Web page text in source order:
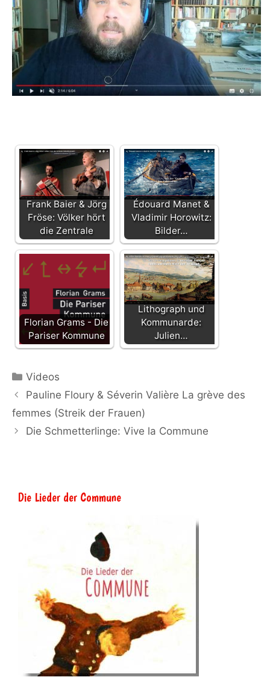
Frank Baier & Jörg
Fröse: Völker hört
die Zentrale
Édouard Manet &
Vladimir Horowitz:
Bilder…
Florian Grams - Die
Pariser Kommune
Lithograph und
Kommunarde:
Julien…
Kategorien
Videos
Pauline Floury & Séverin Valière La grève des
femmes (Streik der Frauen)
Die Schmetterlinge: Vive la Commune
Die Lieder der Commune